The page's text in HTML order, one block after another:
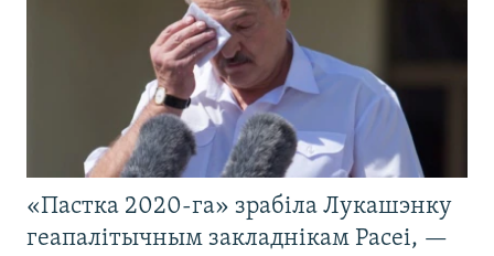
«Пастка 2020-га» зрабіла Лукашэнку
геапалітычным закладнікам Расеі, —